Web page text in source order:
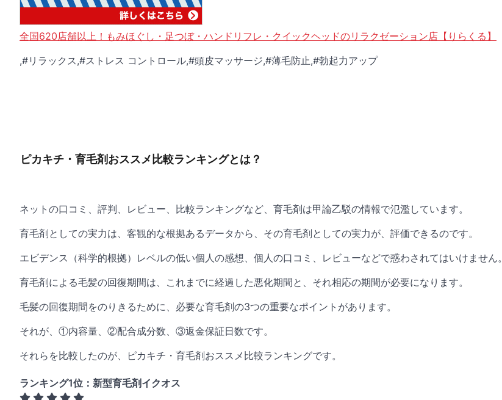
全国620店舗以上！もみほぐし・足つぼ・ハンドリフレ・クイックヘッドのリラクゼーション店【りらくる】
,#リラックス,#ストレス コントロール,#頭皮マッサージ,#薄毛防止,#勃起力アップ
ピカキチ・育毛剤おススメ比較ランキングとは？
ネットの口コミ、評判、レビュー、比較ランキングなど、育毛剤は甲論乙駁の情報で氾濫しています。
育毛剤としての実力は、客観的な根拠あるデータから、その育毛剤としての実力が、評価できるのです。
エビデンス（科学的根拠）レベルの低い個人の感想、個人の口コミ、レビューなどで惑わされてはいけません。
育毛剤による毛髪の回復期間は、これまでに経過した悪化期間と、それ相応の期間が必要になります。
毛髪の回復期間をのりきるために、必要な育毛剤の3つの重要なポイントがあります。
それが、①内容量、②配合成分数、③返金保証日数です。
それらを比較したのが、ピカキチ・育毛剤おススメ比較ランキングです。
ランキング1位：新型育毛剤イクオス